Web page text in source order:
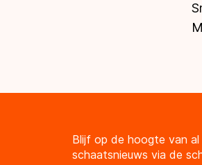
Blijf op de hoogte van
schaatsnieuws via de